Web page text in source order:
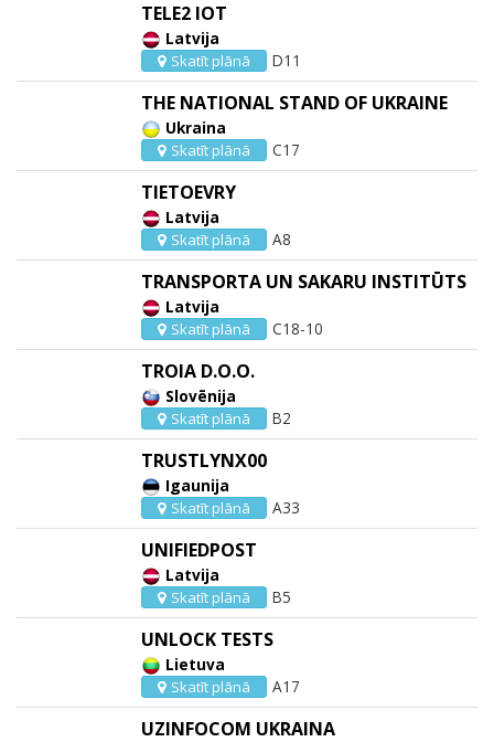
TELE2 IOT
Latvija
Skatīt plānā D11
THE NATIONAL STAND OF UKRAINE
Ukraina
Skatīt plānā C17
TIETOEVRY
Latvija
Skatīt plānā A8
TRANSPORTA UN SAKARU INSTITŪTS
Latvija
Skatīt plānā C18-10
TROIA D.O.O.
Slovēnija
Skatīt plānā B2
TRUSTLYNX00
Igaunija
Skatīt plānā A33
UNIFIEDPOST
Latvija
Skatīt plānā B5
UNLOCK TESTS
Lietuva
Skatīt plānā A17
UZINFOCOM UKRAINA